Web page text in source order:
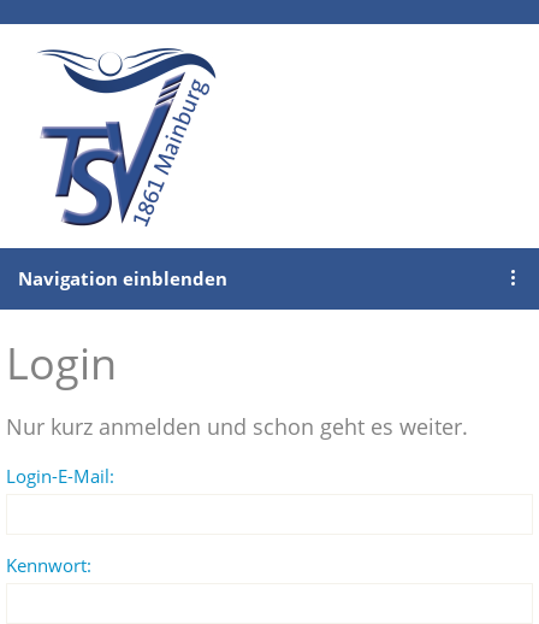
Navigation einblenden
Login
Nur kurz anmelden und schon geht es weiter.
Login-E-Mail:
Kennwort: